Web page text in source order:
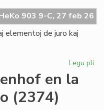
903 9-C, 27 feb 26
elementoj de juro kaj
Legu pli
en la
(2374)